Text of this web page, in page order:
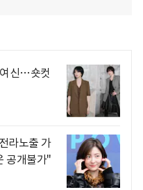
신…숏컷
라노출 가
공개불가"